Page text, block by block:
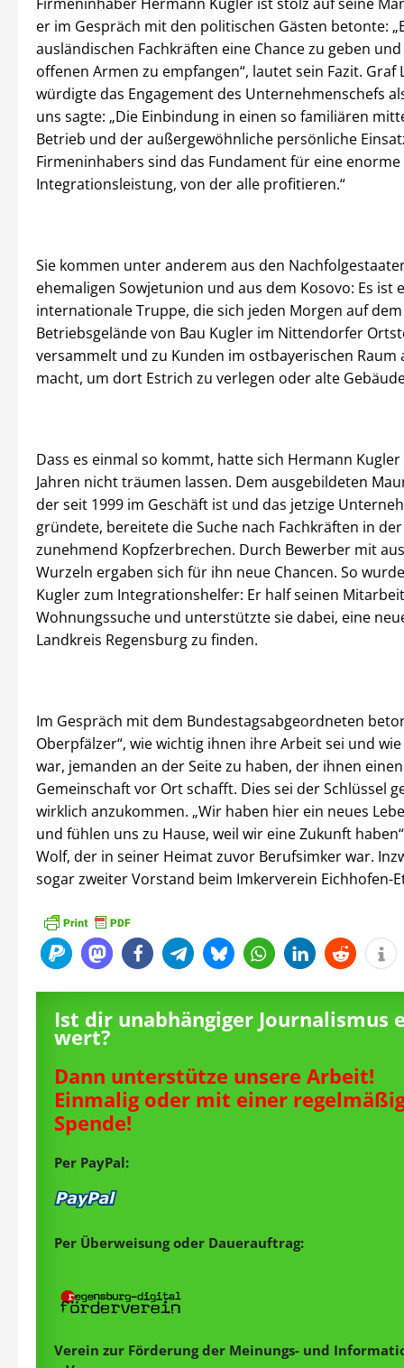
er im Gespräch mit den politischen Gästen betonte:
ausländischen Fachkräften eine Chance zu geben
offenen Armen zu empfangen“, lautet sein Fazit. Graf
würdigte das Engagement des Unternehmenschefs
uns sagte: „Die Einbindung in einen so familiären
Betrieb und der außergewöhnliche persönliche
Firmeninhabers sind das Fundament für eine enorme
Integrationsleistung, von der alle profitieren.“
Sie kommen unter anderem aus den
ehemaligen Sowjetunion und aus dem Kosovo: Es ist
internationale Truppe, die sich jeden Morgen auf dem
Betriebsgelände von Bau Kugler im Nittendorfer
versammelt und zu Kunden im ostbayerischen Raum
macht, um dort Estrich zu verlegen oder alte
Dass es einmal so kommt, hatte sich Hermann
Jahren nicht träumen lassen. Dem ausgebildeten
der seit 1999 im Geschäft ist und das jetzige
gründete, bereitete die Suche nach Fachkräften in
zunehmend Kopfzerbrechen. Durch Bewerber mit
Wurzeln ergaben sich für ihn neue Chancen. So
Kugler zum Integrationshelfer: Er half seinen
Wohnungssuche und unterstützte sie dabei, eine
Landkreis Regensburg zu finden.
Im Gespräch mit dem Bundestagsabgeordneten
Oberpfälzer“, wie wichtig ihnen ihre Arbeit sei und
war, jemanden an der Seite zu haben, der ihnen
Gemeinschaft vor Ort schafft. Dies sei der Schlüssel
wirklich anzukommen. „Wir haben hier ein neues
und fühlen uns zu Hause, weil wir eine Zukunft
Wolf, der in seiner Heimat zuvor Berufsimker war.
sogar zweiter Vorstand beim Imkerverein Eichhofen-
Ist dir unabhängiger Journalismus
wert?
Dann unterstütze unsere Arbeit!
Einmalig oder mit einer
Spende!
Per PayPal:
Per Überweisung oder Dauerauftrag:
Verein zur Förderung der Meinungs- und